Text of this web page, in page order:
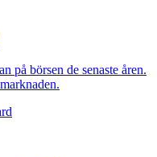
på börsen de senaste åren.